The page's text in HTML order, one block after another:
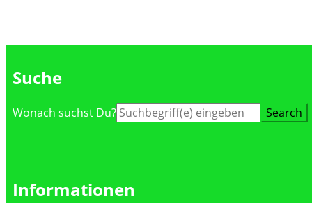
Suche
Suche
Wonach suchst Du?
Informationen